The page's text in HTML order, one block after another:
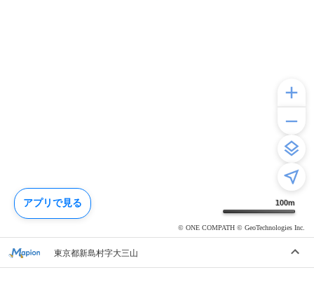
100m
© ONE COMPATH © GeoTechnologies Inc.
東京都新島村字大三山
アプリで見る